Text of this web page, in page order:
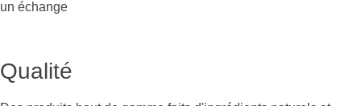
un échange
Qualité